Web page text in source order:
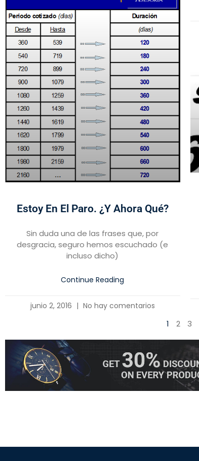
Estoy En El Paro. ¿Y Ahora Qué?
Sin duda una de las frases que, por
desgracia, seguro hemos escuchado (e
incluso dicho)
Continue Reading
junio 2, 2016 No hay comentarios
1 2 3